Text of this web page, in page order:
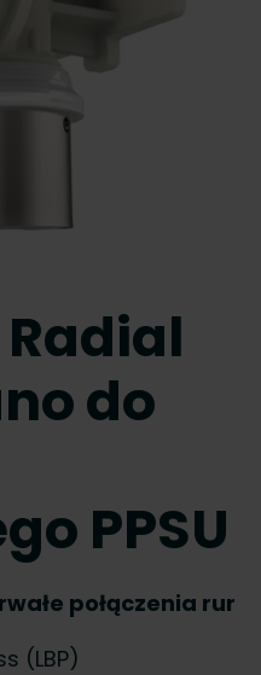
Radial
do
PPSU
połączenia rur
(LBP)